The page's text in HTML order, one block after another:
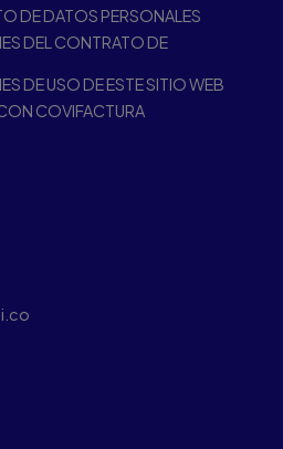
DE DATOS PERSONALES
DEL CONTRATO DE
DE USO DE ESTE SITIO WEB
COVIFACTURA